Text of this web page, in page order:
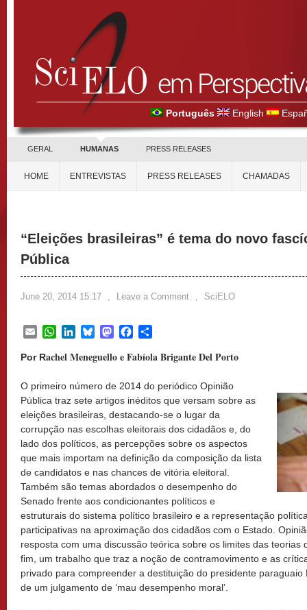
Português English
GERAL HUMANAS PRESS RELEASES
HOME ENTREVISTAS PRESS RELEASES CHAMADAS
“Eleições brasileiras” é tema do novo
Pública
June 20, 2014 15:17 , Leave a Comment , SciELO
EmailWhatsApp
LinkedInBlueskyMastodonFacebook
Por Rachel Meneguello e Fabíola Brigante Del Porto
O primeiro número de 2014 do periódico Opinião
Pública traz sete artigos inéditos que versam sobre as
eleições brasileiras, destacando-se o lugar da
corrupção nas escolhas eleitorais dos cidadãos e, do
lado dos políticos, as percepções sobre os aspectos
que mais importam na definição da composição da lista
de candidatos e nas chances de vitória eleitoral.
Também são temas abordados o desempenho do
Senado frente aos condicionantes políticos e
estruturais do sistema político brasileiro e a representação
participativas na aproximação dos cidadãos com o Estado.
resposta com uma discussão teórica sobre os limites das teorias
fim, um trabalho que traz a noção de contramovimento e as
privado para compreender a destituição do presidente
de um julgamento de ‘mau desempenho moral’.